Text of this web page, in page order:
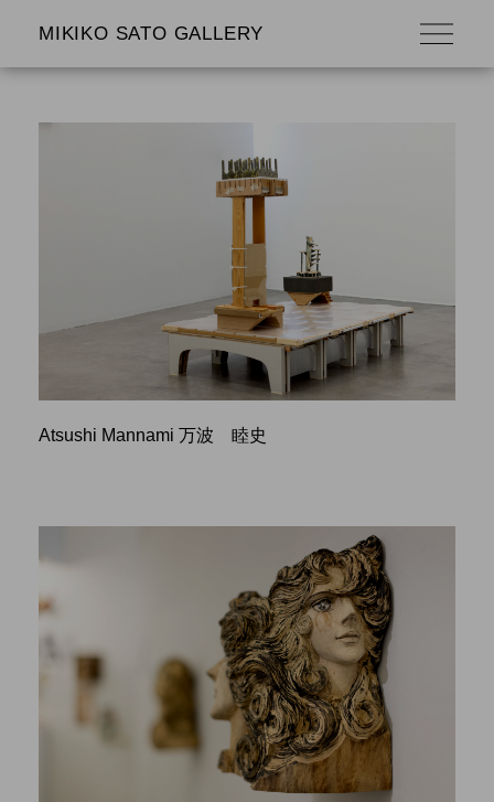
MIKIKO SATO GALLERY
Atsushi Mannami 万波 睦史